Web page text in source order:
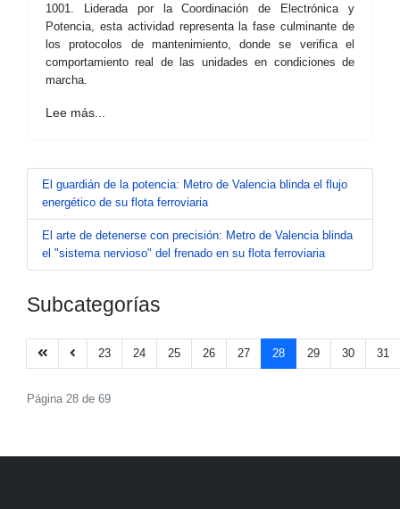
1001. Liderada por la Coordinación de Electrónica y
Potencia, esta actividad representa la fase culminante de
los protocolos de mantenimiento, donde se verifica el
comportamiento real de las unidades en condiciones de
marcha.
Lee más...
El guardián de la potencia: Metro de Valencia blinda el flujo
energético de su flota ferroviaria
El arte de detenerse con precisión: Metro de Valencia blinda
el "sistema nervioso" del frenado en su flota ferroviaria
Subcategorías
23 24 25 26 27 28 29 30 31
Página 28 de 69